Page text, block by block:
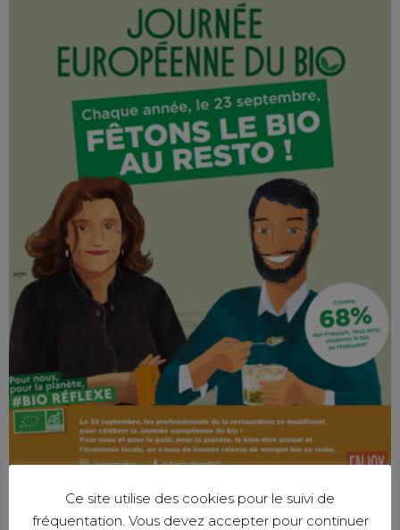
Ce site utilise des cookies pour le suivi de
fréquentation. Vous devez accepter pour continuer